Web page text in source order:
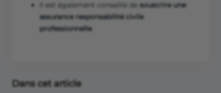
Il est également conseillé de souscrire une
assurance responsabilité civile
professionnelle.
Dans cet article